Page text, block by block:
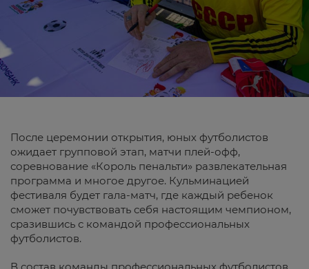
После церемонии открытия, юных футболистов
ожидает групповой этап, матчи плей-офф,
соревнование «Король пенальти» развлекательная
программа и многое другое. Кульминацией
фестиваля будет гала-матч, где каждый ребенок
сможет почувствовать себя настоящим чемпионом,
сразившись с командой профессиональных
футболистов.